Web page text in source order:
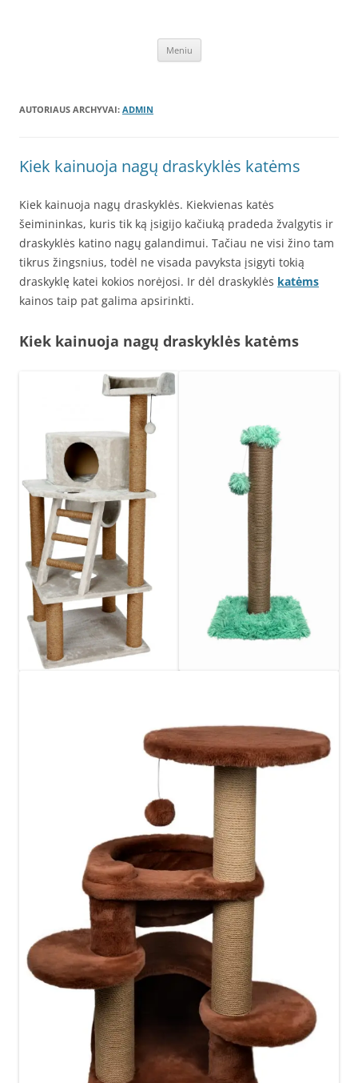
katinu nagu, internetu – pigiau. Lavinkite augintinius išleisdami mažiau
Meniu
AUTORIAUS ARCHYVAI: ADMIN
Kiek kainuoja nagų draskyklės katėms
Kiek kainuoja nagų draskyklės. Kiekvienas katės
šeimininkas, kuris tik ką įsigijo kačiuką pradeda žvalgytis ir
draskyklės katino nagų galandimui. Tačiau ne visi žino tam
tikrus žingsnius, todėl ne visada pavyksta įsigyti tokią
draskyklę katei kokios norėjosi. Ir dėl draskyklės katėms
kainos taip pat galima apsirinkti.
Kiek kainuoja nagų draskyklės katėms